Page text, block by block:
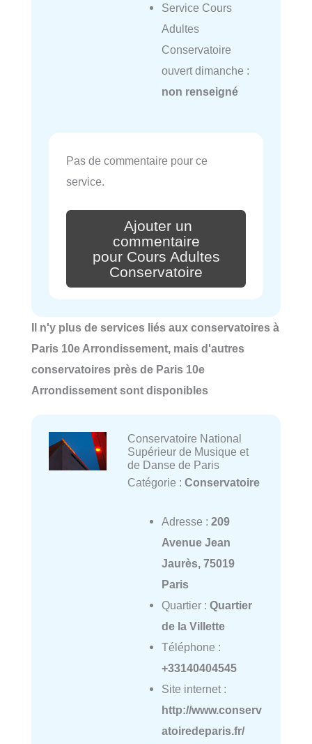
Service Cours
Adultes
Conservatoire
ouvert dimanche :
non renseigné
Pas de commentaire pour ce
service.
Ajouter un
commentaire
pour Cours Adultes
Conservatoire
Il n'y plus de services liés aux conservatoires à
Paris 10e Arrondissement, mais d'autres
conservatoires près de Paris 10e
Arrondissement sont disponibles
Conservatoire National
Supérieur de Musique et
de Danse de Paris
Catégorie : Conservatoire
Adresse : 209
Avenue Jean
Jaurès, 75019
Paris
Quartier : Quartier
de la Villette
Téléphone :
+33140404545
Site internet :
http://www.conserv
atoiredeparis.fr/